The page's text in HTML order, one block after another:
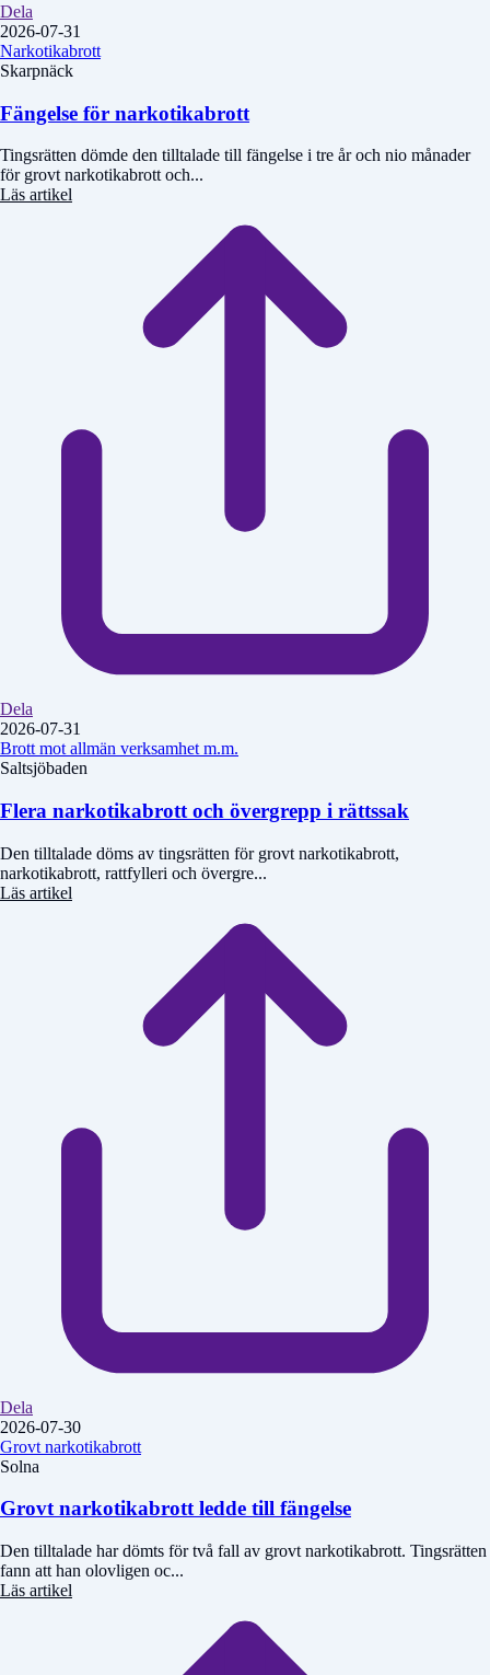
Dela
2026-07-31
Narkotikabrott
Skarpnäck
Fängelse för narkotikabrott
Tingsrätten dömde den tilltalade till fängelse i tre år och nio månader
för grovt narkotikabrott och...
Läs artikel
Dela
2026-07-31
Brott mot allmän verksamhet m.m.
Saltsjöbaden
Flera narkotikabrott och övergrepp i rättssak
Den tilltalade döms av tingsrätten för grovt narkotikabrott,
narkotikabrott, rattfylleri och övergre...
Läs artikel
Dela
2026-07-30
Grovt narkotikabrott
Solna
Grovt narkotikabrott ledde till fängelse
Den tilltalade har dömts för två fall av grovt narkotikabrott. Tingsrätten
fann att han olovligen oc...
Läs artikel